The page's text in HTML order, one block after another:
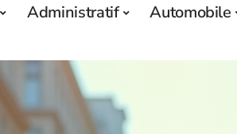
Administratif Automobile